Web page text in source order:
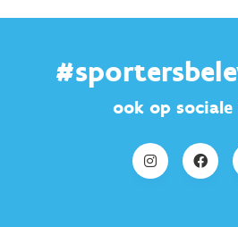
ook op sociale